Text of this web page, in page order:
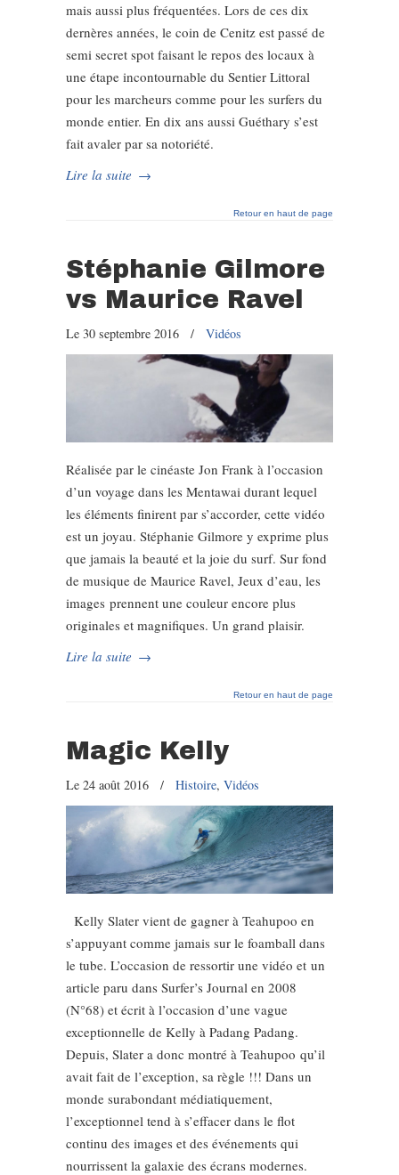
mais aussi plus fréquentées. Lors de ces dix
dernères années, le coin de Cenitz est passé de
semi secret spot faisant le repos des locaux à
une étape incontournable du Sentier Littoral
pour les marcheurs comme pour les surfers du
monde entier. En dix ans aussi Guéthary s’est
fait avaler par sa notoriété.
Lire la suite →
Retour en haut de page
Stéphanie Gilmore
vs Maurice Ravel
Le 30 septembre 2016 / Vidéos
Réalisée par le cinéaste Jon Frank à l’occasion
d’un voyage dans les Mentawai durant lequel
les éléments finirent par s’accorder, cette vidéo
est un joyau. Stéphanie Gilmore y exprime plus
que jamais la beauté et la joie du surf. Sur fond
de musique de Maurice Ravel, Jeux d’eau, les
images prennent une couleur encore plus
originales et magnifiques. Un grand plaisir.
Lire la suite →
Retour en haut de page
Magic Kelly
Le 24 août 2016 / Histoire, Vidéos
Kelly Slater vient de gagner à Teahupoo en
s’appuyant comme jamais sur le foamball dans
le tube. L’occasion de ressortir une vidéo et un
article paru dans Surfer’s Journal en 2008
(N°68) et écrit à l’occasion d’une vague
exceptionnelle de Kelly à Padang Padang.
Depuis, Slater a donc montré à Teahupoo qu’il
avait fait de l’exception, sa règle !!! Dans un
monde surabondant médiatiquement,
l’exceptionnel tend à s’effacer dans le flot
continu des images et des événements qui
nourrissent la galaxie des écrans modernes.